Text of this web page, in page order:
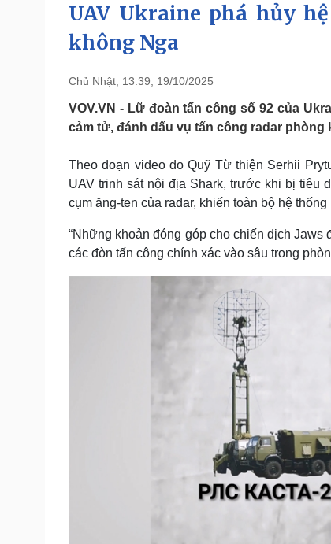
Nhận diện sự thật
Dấu ấn VOV
Pháp luật
Tin nóng
Tư vấn luật
Việt Nam
Phân tích
Sức khỏe
Dinh dưỡng - món ngon
Cây thuốc
Sản phụ khoa
Nhi khoa
Nam khoa
Đời sống
Nhà đẹp
Blog
Tình yêu - Gia đình
UAV Ukraine phá hủy
không Nga
Chủ Nhật, 13:39, 19/10/2025
VOV.VN - Lữ đoàn tấn công số 92 của
cảm tử, đánh dấu vụ tấn công radar
Theo đoạn video do Quỹ Từ thiện Serhii
UAV trinh sát nội địa Shark, trước khi bị tiêu
cụm ăng-ten của radar, khiến toàn bộ hệ
“Những khoản đóng góp cho chiến dịch
các đòn tấn công chính xác vào sâu trong